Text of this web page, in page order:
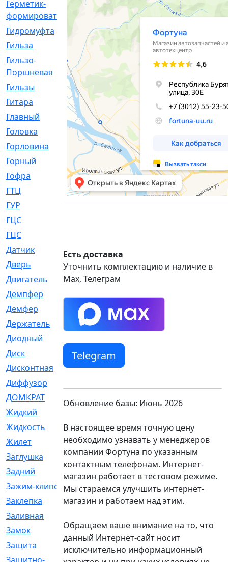
Герметик-
формирователь
[3]
Гидромуфта
[47]
Гильза
[56]
Гильзо-
Поршневая
[13]
Гильзы
[259]
Гитара
[7]
Главный
[29]
Головка
[28]
Горловина
[14]
Горный
Гофра
[86]
ГТЦ
[96]
ГУР
[34]
ГЦC
ГЦС
Датчик
[969]
Дверь
[249]
Двигатель
[64]
Демпфер
[2]
Демфер
[1]
Держатель
[5]
Диодный
Диск
[418]
Дисконтная
[1]
Диффузор
ДОМКРАТ
Жидкий
Жидкость
[80]
Жилет
[1]
Заглушка
[21]
Задний
Зажим-клипса
[1]
Заклепка
[1]
Заливная
Замок
[12]
Защита
[79]
Есть доставка
Уточнить комплектацию и наличие в
Max, Телеграм
Telegram
Обновление базы: Июнь 2026
В настоящее время точную цену
необходимо узнавать у менеджеров
компании Фортуна по указанным
контактным телефонам. Интернет-
магазин работает в тестовом режиме.
Мы стараемся улучшить интернет-
магазин и работаем над этим.
Обращаем ваше внимание на то, что
данный Интернет-сайт носит
исключительно информационный